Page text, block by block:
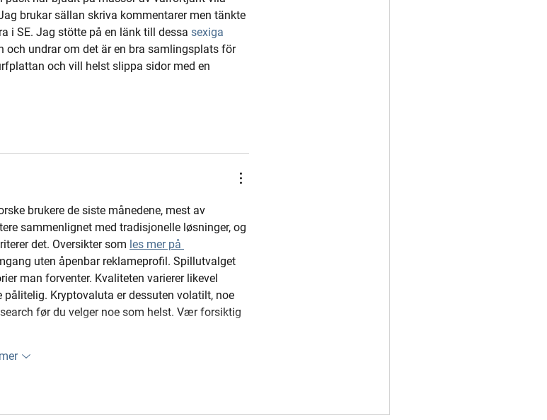
brukar sällan skriva kommentarer men tänkte
i SE. Jag stötte på en länk till dessa sexiga
undrar om det är en bra samlingsplats för
och vill helst slippa sidor med en
brukere de siste månedene, mest av
sammenlignet med tradisjonelle løsninger, og
det. Oversikter som les mer på
uten åpenbar reklameprofil. Spillutvalget
man forventer. Kvaliteten varierer likevel
Kryptovaluta er dessuten volatilt, noe
før du velger noe som helst. Vær forsiktig